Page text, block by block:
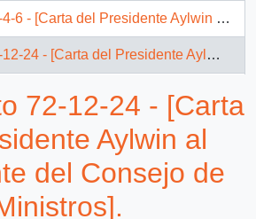
- [Carta del Presidente Aylwin al Primer Ministro de Australia].
- [Carta del Presidente Aylwin al Presidente del Consejo de Ministros].
13 - [Carta del Presidente Aylwin al Rey del Reino de Jordania].
- Carta RR.EE. (DIRECON) OF. ORD. Nº3927 del Ministro de Relaciones Exteriores, sr. Enrique Silva Cimma, dirigida a S.E. El Presidente de la República
72-12-24 - [Carta
Aylwin al
del Consejo de